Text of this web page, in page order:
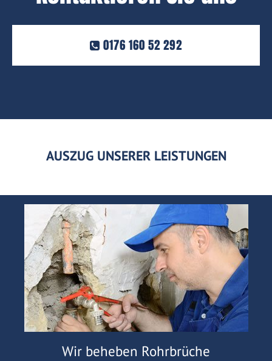
0176 160 52 292
AUSZUG UNSERER LEISTUNGEN
Wir beheben Rohrbrüche